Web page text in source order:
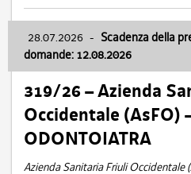
28.07.2026 - Scadenza della
domande: 12.08.2026
319/26 – Azienda
Occidentale (AsFO)
ODONTOIATRA
Azienda Sanitaria Friuli Occidentale